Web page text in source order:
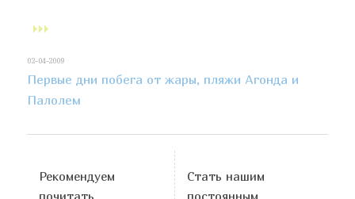
02-04-2009
Первые дни побега от жары, пляжи Агонда и
Палолем
Рекомендуем
почитать
Стать нашим
постоянным